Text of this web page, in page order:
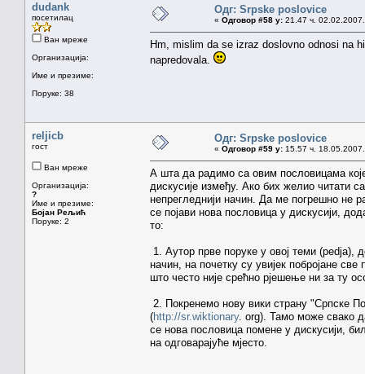
dudank
посетилац
Ван мреже
Организација:
Име и презиме:
Поруке: 38
Одг: Srpske poslovice
« Одговор #58 у: 21.47 ч.
Hm, mislim da se izraz doslovno odnosi na
napredovala.
reljicb
гост
Ван мреже
Организација:
?
Име и презиме:
Бојан Рељић
Поруке: 2
Одг: Srpske poslovice
« Одговор #59 у: 15.57 ч.
А шта да радимо са овим пословицама
дискусије између. Ако бих желио читати
непрегледнији начин. Да ме погрешно не
се појави нова пословица у дискусији,
то:
1. Аутор прве поруке у овој теми (pedja),
начин, на почетку су увијек побројане
што често није срећно рјешење ни за ту
2. Покренемо нову вики страну "Српске
(http://sr.wiktionary. org). Тамо може свако
се нова пословица помене у дискусији,
на одговарајуће мјесто.